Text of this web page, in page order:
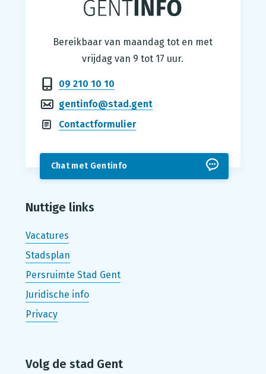
Gentinfo
Bereikbaar van maandag tot en met
vrijdag van 9 tot 17 uur.
09 210 10 10
gentinfo@stad.gent
Contactformulier
Chat met Gentinfo
Nuttige links
Vacatures
Stadsplan
Persruimte Stad Gent
Juridische info
Privacy
Volg de stad Gent